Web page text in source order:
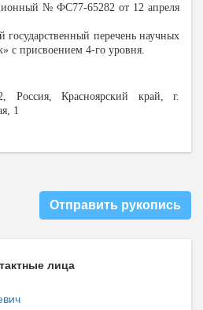
№ ФС77-65282 от 12 апреля
перечень научных
с присвоением 4-го уровня.
Россия, Красноярский край, г.
1
Отправить рукопись
лица